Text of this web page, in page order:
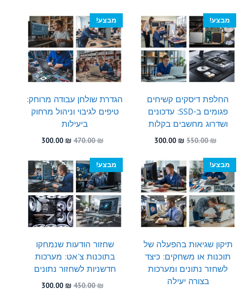
מבצע!
החלפת דיסקים קשיחים
פגומים ב-SSD: עדכונים
ושדרוג מחשבים בקלות
550.00₪
המחיר
היה:
550.00 ₪.
300.00 ₪
המחיר
הוא:
300.00 ₪.
מבצע!
הגדרת שולחן עבודה מרוחק:
טיפים לגיבוי וניהול מרחוק
ביעילות
470.00₪
המחיר
היה:
470.00 ₪.
300.00 ₪
הוא:
300.00 ₪.
מבצע!
תיקון שגיאות בהפעלה של
תוכנות או משחקים: כיצד
לשחזר נתונים ומערכות
בצורה יעילה
מבצע!
שחזור הודעות שנמחקו
בתוכנות צ'אט: מערכות
חדשניות לשחזור נתונים
450.00₪
המחיר
300.00 ₪